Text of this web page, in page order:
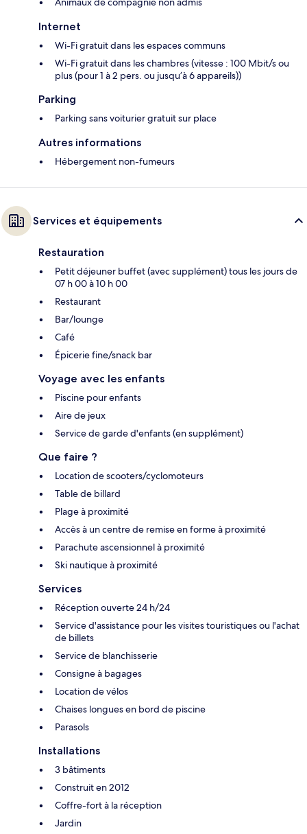
Internet
Wi-Fi gratuit dans les espaces communs
Wi-Fi gratuit dans les chambres (vitesse : 100 Mbit/s ou
plus (pour 1 à 2 pers. ou jusqu’à 6 appareils))
Parking
Parking sans voiturier gratuit sur place
Autres informations
Hébergement non-fumeurs
Services et équipements
Restauration
Petit déjeuner buffet (avec supplément) tous les jours de
07 h 00 à 10 h 00
Restaurant
Bar/lounge
Café
Épicerie fine/snack bar
Voyage avec les enfants
Piscine pour enfants
Aire de jeux
Service de garde d'enfants (en supplément)
Que faire ?
Location de scooters/cyclomoteurs
Table de billard
Plage à proximité
Accès à un centre de remise en forme à proximité
Parachute ascensionnel à proximité
Ski nautique à proximité
Services
Réception ouverte 24 h/24
Service d'assistance pour les visites touristiques ou l'achat
de billets
Service de blanchisserie
Consigne à bagages
Location de vélos
Chaises longues en bord de piscine
Parasols
Installations
3 bâtiments
Construit en 2012
Coffre-fort à la réception
Jardin